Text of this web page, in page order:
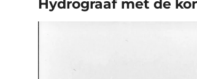
Hydrograaf met de